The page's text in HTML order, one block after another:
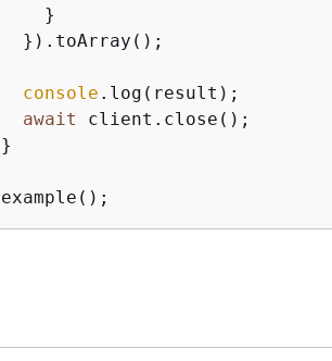
    }
  }).toArray();
console .log(result);
await
client.close();
}
example();